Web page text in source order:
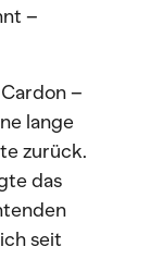
–
–
lange
zurück.
das
seit